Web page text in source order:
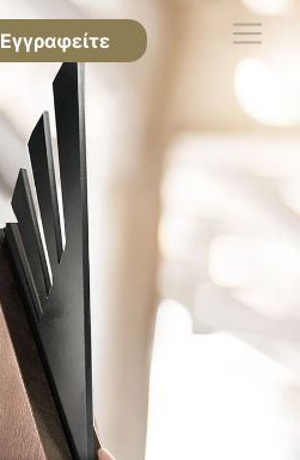
Εγγραφείτε